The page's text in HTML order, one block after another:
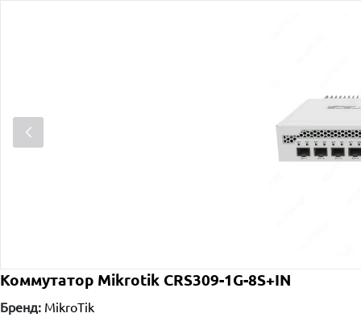
Коммутатор Mikrotik CRS309-1G-8S+IN
Бренд: MikroTik